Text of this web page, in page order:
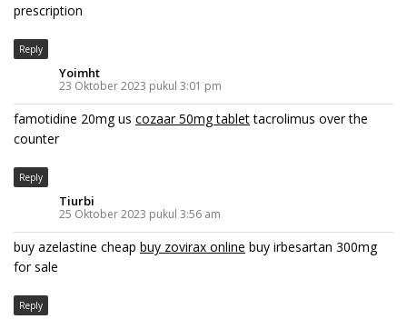
prescription
Reply
Yoimht
23 Oktober 2023 pukul 3:01 pm
famotidine 20mg us cozaar 50mg tablettacrolimus over the
counter
Reply
Tiurbi
25 Oktober 2023 pukul 3:56 am
buy azelastine cheap buy zovirax online buy irbesartan 300mg
for sale
Reply